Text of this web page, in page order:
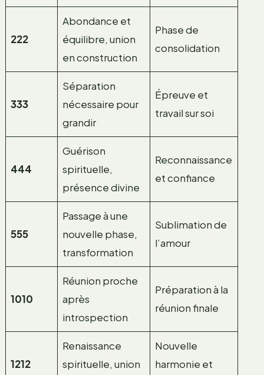
222
Abondance et
équilibre, union
en construction
Phase de
consolidation
333
Séparation
nécessaire pour
grandir
Épreuve et
travail sur soi
444
Guérison
spirituelle,
présence divine
Reconnaissance
et confiance
555
Passage à une
nouvelle phase,
transformation
Sublimation de
l’amour
1010
Réunion proche
après
introspection
Préparation à la
réunion finale
1212
Renaissance
spirituelle, union
Nouvelle
harmonie et